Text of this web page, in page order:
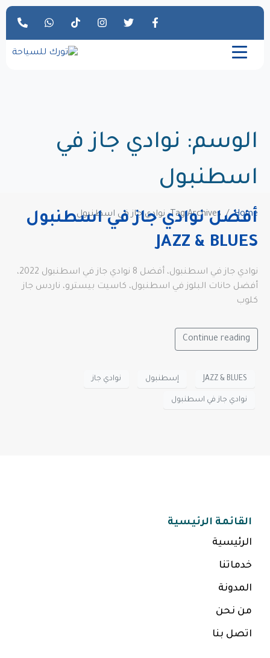
الوسم: نوادي جاز في
اسطنبول
Home Tag Archives: نوادي جاز في اسطنبول
أفضل نوادي جاز في اسطنبول
JAZZ & BLUES
نوادي جاز في اسطنبول، أفضل 8 نوادي جاز في اسطنبول 2022،
أفضل حانات البلوز في اسطنبول، كاسيت بيسترو، ناردس جاز
كلوب
Continue reading
JAZZ & BLUES إسطنبول نوادي جاز
نوادي جاز في اسطنبول
القائمة الرئيسية
الرئيسية
خدماتنا
المدونة
من نحن
اتصل بنا